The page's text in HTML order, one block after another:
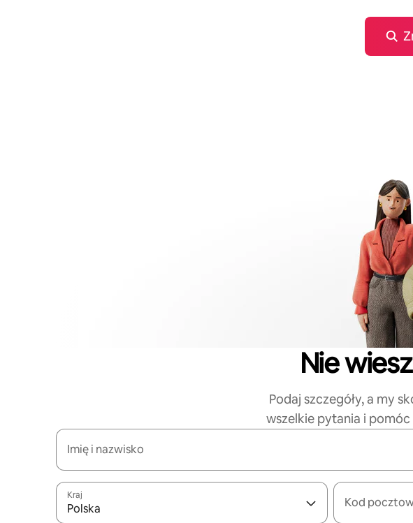
Nie
Podaj szczegóły, a my
wszelkie pytania i
Imię i nazwisko
Kraj
Polska Kod